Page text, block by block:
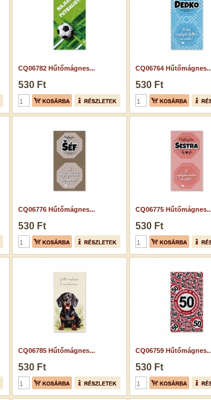
CQ06782 Hűtőmágnes...
530 Ft
CQ06764
530 Ft
CQ06776 Hűtőmágnes...
530 Ft
CQ06775
530 Ft
CQ06785 Hűtőmágnes...
530 Ft
CQ06759
530 Ft